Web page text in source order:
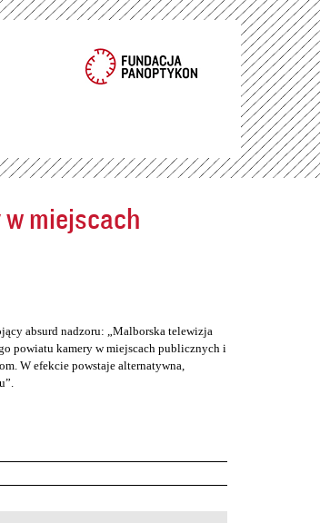
miejscach
absurd nadzoru: „Malborska telewizja
powiatu kamery w miejscach publicznych i
W efekcie powstaje alternatywna,